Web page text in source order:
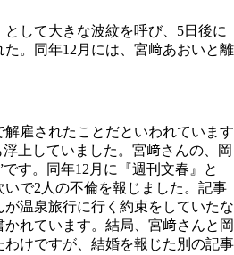
して大きな波紋を呼び、5日後に
。同年12月には、宮﨑あおいと離
解雇されたことだといわれています
上していました。宮﨑さんの、岡
す。同年12月に『週刊文春』と
いで2人の不倫を報じました。記事
温泉旅行に行く約束をしていたな
れています。結局、宮﨑さんと岡
わけですが、結婚を報じた別の記事